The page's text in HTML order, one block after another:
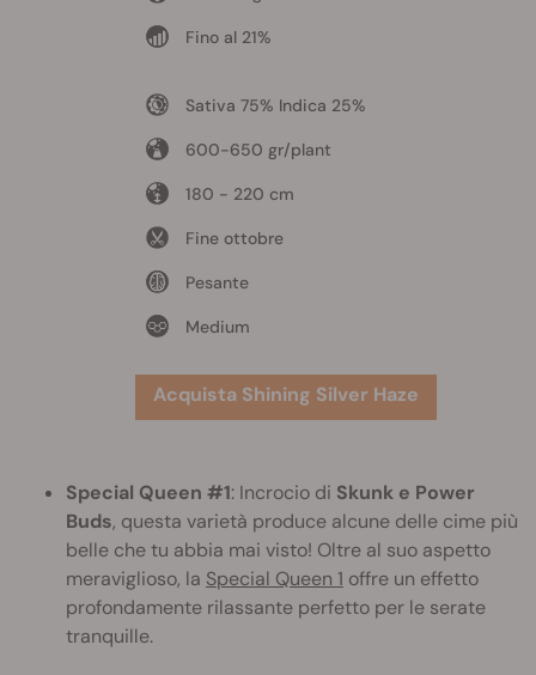
Fino al 21%
Sativa 75% Indica 25%
600-650 gr/plant
180 - 220 cm
Fine ottobre
Pesante
Medium
Acquista Shining Silver Haze
Special Queen #1: Incrocio di Skunk e Power
Buds, questa varietà produce alcune delle cime più
belle che tu abbia mai visto! Oltre al suo aspetto
meraviglioso, la Special Queen 1 offre un effetto
profondamente rilassante perfetto per le serate
tranquille.